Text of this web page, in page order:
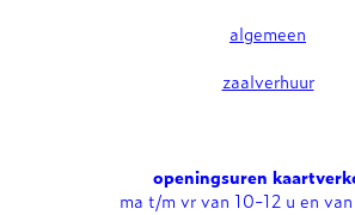
algemeen
zaalverhuur
openingsuren
ma t/m vr van 10-12 u en